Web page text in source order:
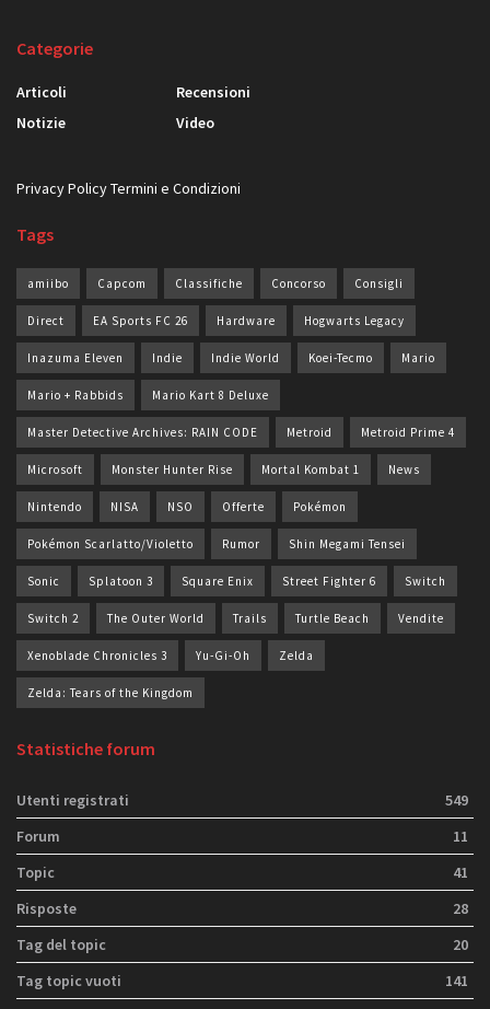
Categorie
Articoli
Notizie
Recensioni
Video
Privacy PolicyTermini e Condizioni
Tags
amiibo Capcom Classifiche Concorso Consigli
Direct EA Sports FC 26 Hardware Hogwarts Legacy
Inazuma Eleven Indie Indie World Koei-Tecmo Mario
Mario + Rabbids Mario Kart 8 Deluxe
Master Detective Archives: RAIN CODE Metroid Metroid Prime 4
Microsoft Monster Hunter Rise Mortal Kombat 1 News
Nintendo NISA NSO Offerte Pokémon
Pokémon Scarlatto/Violetto Rumor Shin Megami Tensei
Sonic Splatoon 3 Square Enix Street Fighter 6 Switch
Switch 2 The Outer World Trails Turtle Beach Vendite
Xenoblade Chronicles 3 Yu-Gi-Oh Zelda
Zelda: Tears of the Kingdom
Statistiche forum
Utenti registrati
549
Forum
11
Topic
41
Risposte
28
Tag del topic
20
Tag topic vuoti
141